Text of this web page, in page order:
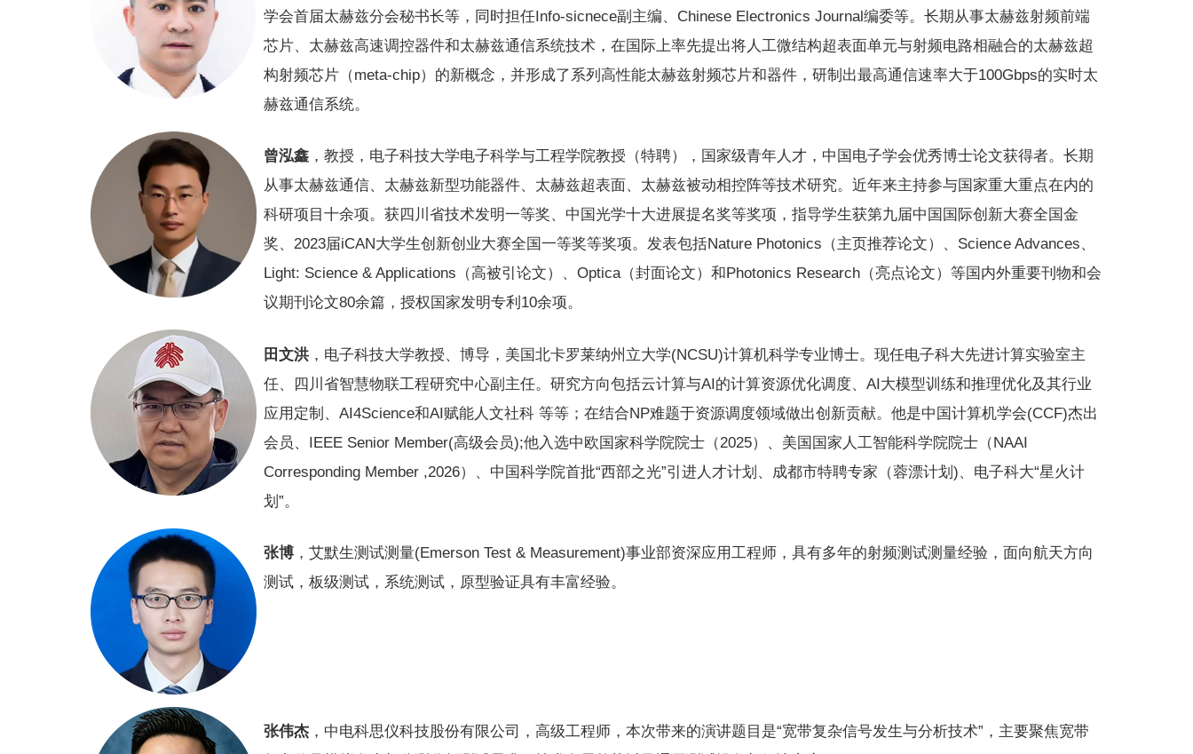
学会首届太赫兹分会秘书长等，同时担任Info-sicnece副主编、Chinese Electronics Journal编委等。长期从事太赫兹射频前端
芯片、太赫兹高速调控器件和太赫兹通信系统技术，在国际上率先提出将人工微结构超表面单元与射频电路相融合的太赫兹超
构射频芯片（meta-chip）的新概念，并形成了系列高性能太赫兹射频芯片和器件，研制出最高通信速率大于100Gbps的实时太
赫兹通信系统。
曾泓鑫 ，教授，电子科技大学电子科学与工程学院教授（特聘），国家级青年人才，中国电子学会优秀博士论文获得者。长期
从事太赫兹通信、太赫兹新型功能器件、太赫兹超表面、太赫兹被动相控阵等技术研究。近年来主持参与国家重大重点在内的
科研项目十余项。获四川省技术发明一等奖、中国光学十大进展提名奖等奖项，指导学生获第九届中国国际创新大赛全国金
奖、2023届iCAN大学生创新创业大赛全国一等奖等奖项。发表包括Nature Photonics（主页推荐论文）、Science Advances、
Light: Science & Applications（高被引论文）、Optica（封面论文）和Photonics Research（亮点论文）等国内外重要刊物和会
议期刊论文80余篇，授权国家发明专利10余项。
田文洪 ，电子科技大学教授、博导，美国北卡罗莱纳州立大学(NCSU)计算机科学专业博士。现任电子科大先进计算实验室主
任、四川省智慧物联工程研究中心副主任。研究方向包括云计算与AI的计算资源优化调度、AI大模型训练和推理优化及其行业
应用定制、AI4Science和AI赋能人文社科 等等；在结合NP难题于资源调度领域做出创新贡献。他是中国计算机学会(CCF)杰出
会员、IEEE Senior Member(高级会员);他入选中欧国家科学院院士（2025）、美国国家人工智能科学院院士（NAAI
Corresponding Member ,2026）、中国科学院首批“西部之光”引进人才计划、成都市特聘专家（蓉漂计划)、电子科大“星火计
划”。
张博 ，艾默生测试测量(Emerson Test & Measurement)事业部资深应用工程师，具有多年的射频测试测量经验，面向航天方向
测试，板级测试，系统测试，原型验证具有丰富经验。
张伟杰 ，中电科思仪科技股份有限公司，高级工程师，本次带来的演讲题目是“宽带复杂信号发生与分析技术”，主要聚焦宽带